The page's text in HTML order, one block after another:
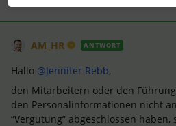
AM_HR ANTWORT
Hallo ​ @Jennifer Rebb,
den Mitarbeitern oder den
den Personalinformationen nicht
“Vergütung” abgeschlossen